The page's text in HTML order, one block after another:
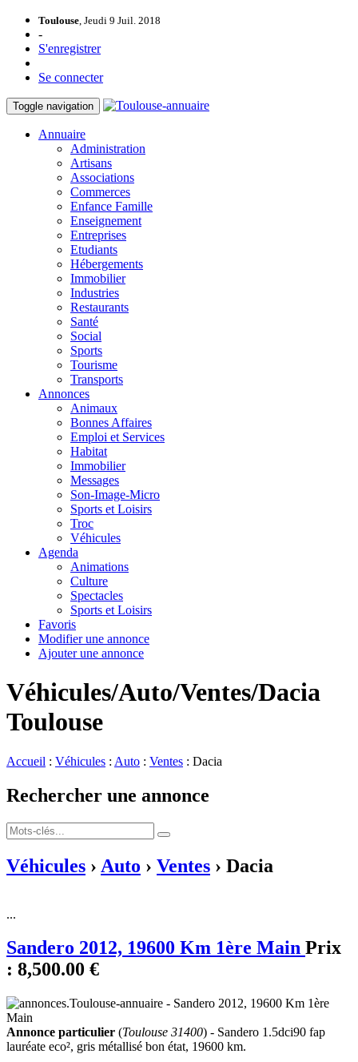
Toulouse, Jeudi 9 Juil. 2018
-
S'enregistrer
Se connecter
Toggle navigation
Annuaire
Administration
Artisans
Associations
Commerces
Enfance Famille
Enseignement
Entreprises
Etudiants
Hébergements
Immobilier
Industries
Restaurants
Santé
Social
Sports
Tourisme
Transports
Annonces
Animaux
Bonnes Affaires
Emploi et Services
Habitat
Immobilier
Messages
Son-Image-Micro
Sports et Loisirs
Troc
Véhicules
Agenda
Animations
Culture
Spectacles
Sports et Loisirs
Favoris
Modifier une annonce
Ajouter une annonce
Véhicules/Auto/Ventes/Dacia
Toulouse
Accueil : Véhicules : Auto : Ventes : Dacia
Rechercher une annonce
Véhicules › Auto › Ventes › Dacia
...
Sandero 2012, 19600 Km 1ère Main Prix
: 8,500.00 €
Annonce particulier (Toulouse 31400) - Sandero 1.5dci90 fap
lauréate eco², gris métallisé bon état, 19600 km.